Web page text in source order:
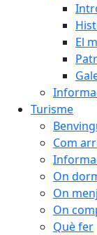
El
Turisme
Com
On
On
On
Què fer